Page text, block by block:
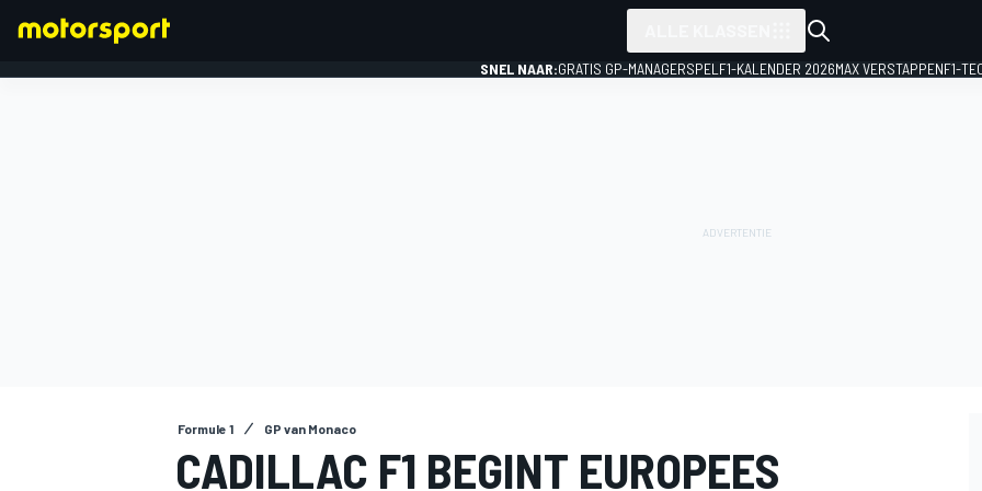
SNEL NAAR:GRATIS GP-MANAGERSPEL F1-KALENDER 2026MAX VERSTAPPENF1-
Formule 1 GP van Monaco
CADILLAC F1 BEGINT EUROPEES